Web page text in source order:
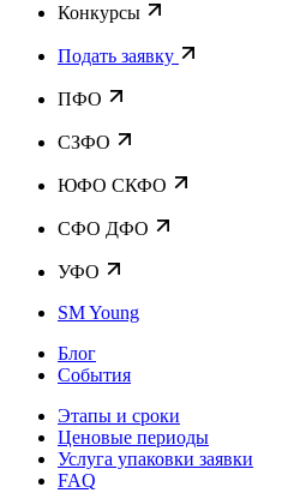
Конкурсы
Подать заявку
ПФО
СЗФО
ЮФО СКФО
CФО ДФО
УФО
SM Young
Блог
События
Этапы и сроки
Ценовые периоды
Услуга упаковки заявки
FAQ